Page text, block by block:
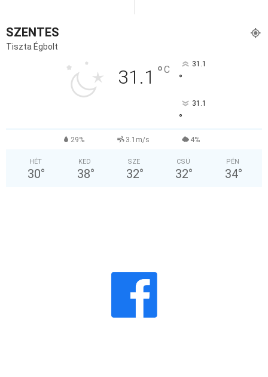
SZENTES
Tiszta Égbolt
31.1 °C 31.1
°
31.1
°
29% 3.1m/s 4%
HÉT
30°
KED
38°
SZE
32°
CSÜ
32°
PÉN
34°